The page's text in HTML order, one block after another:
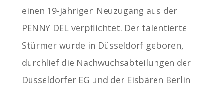
einen 19-jährigen Neuzugang aus der
PENNY DEL verpflichtet. Der talentierte
Stürmer wurde in Düsseldorf geboren,
durchlief die Nachwuchsabteilungen der
Düsseldorfer EG und der Eisbären Berlin